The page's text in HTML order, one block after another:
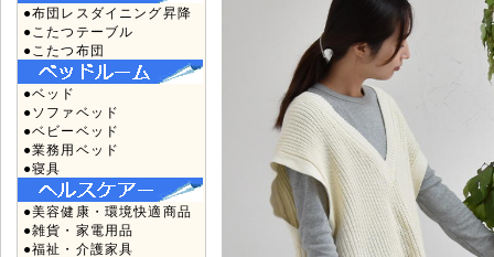
●布団レスダイニング昇降
●こたつテーブル
●こたつ布団
●ベッド
●ソファベッド
●ベビーベッド
●業務用ベッド
●寝具
●美容健康・環境快適商品
●雑貨・家電用品
●福祉・介護家具